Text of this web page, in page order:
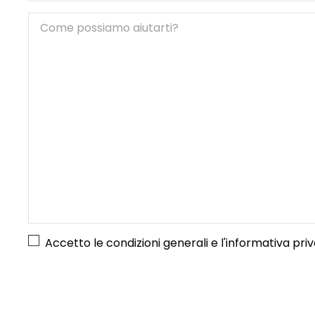
Accetto le condizioni generali e l'informativa